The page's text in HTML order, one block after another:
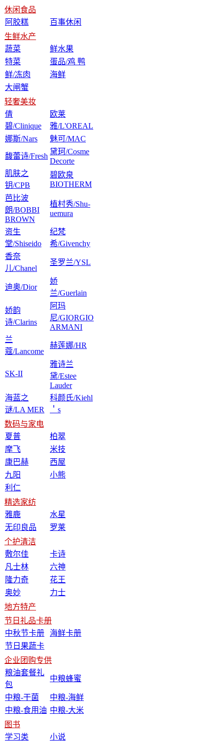
休闲食品
阿胶糕
百事休闲
生鲜水产
蔬菜
鲜水果
特菜
蛋品/鸡 鸭
鲜/冻肉
海鲜
大闸蟹
轻奢美妆
倩
碧/Clinique
欧莱
雅/L'OREAL
娜斯/Nars
魅可/MAC
馥蕾诗/Fresh
黛珂/Cosme
Decorte
肌肤之
钥/CPB
碧欧泉
BIOTHERM
芭比波
朗/BOBBI
BROWN
植村秀/Shu-
uemura
资生
堂/Shiseido
纪梵
希/Givenchy
香奈
儿/Chanel
圣罗兰/YSL
迪奥/Dior
娇
兰/Guerlain
娇韵
诗/Clarins
阿玛
尼/GIORGIO
ARMANI
兰
蔻/Lancome
赫莲娜/HR
SK-II
雅诗兰
黛/Estee
Lauder
海蓝之
谜/LA MER
科颜氏/Kiehl
＇s
数码与家电
夏普
柏翠
摩飞
米技
康巴赫
西屋
九阳
小熊
利仁
精选家纺
雅鹿
水星
无印良品
罗莱
个护清洁
敷尔佳
卡诗
凡士林
六神
隆力奇
花王
奥妙
力士
地方特产
节日礼品卡册
中秋节卡册
海鲜卡册
节日果蔬卡
企业团购专供
粮油套餐礼
包
中粮蜂蜜
中粮-干菌
中粮-海鲜
中粮-食用油 中粮-大米
图书
学习类
小说